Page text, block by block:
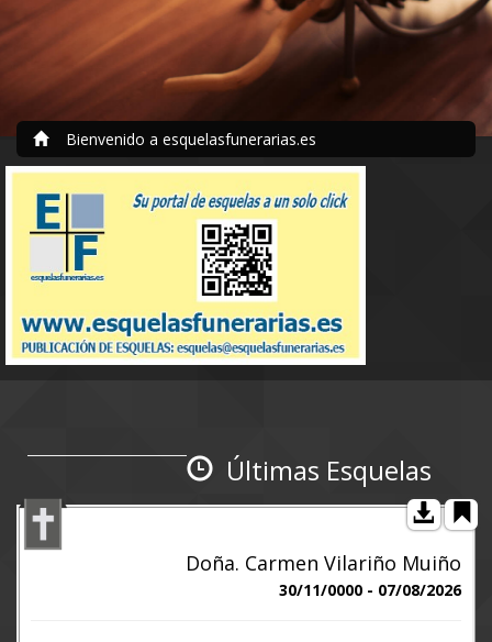
Bienvenido a esquelasfunerarias.es
Últimas Esquelas
Doña. Carmen Vilariño Muiño
30/11/0000 - 07/08/2026